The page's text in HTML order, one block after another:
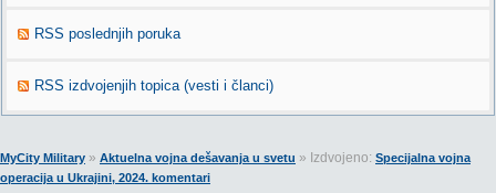
RSS poslednjih poruka
RSS izdvojenjih topica (vesti i članci)
MyCity Military » Aktuelna vojna dešavanja u svetu » Izdvojeno: Specijalna vojna
operacija u Ukrajini, 2024. komentari